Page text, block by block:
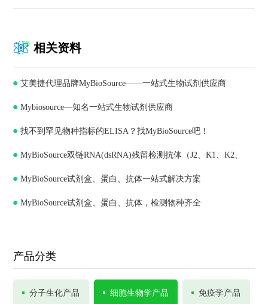
相关资料
艾美捷代理品牌MyBioSource——一站式生物试剂供应商
Mybiosource—知名一站式生物试剂供应商
找不到罕见物种指标的ELISA？找MyBioSource吧！
MyBioSource双链RNA(dsRNA)残留检测抗体（J2、K1、K2、
J5）和ELISA试剂盒
MyBioSource试剂盒、蛋白、抗体一站式解决方案
MyBioSource试剂盒、蛋白、抗体，检测物种齐全
产品分类
分子生化产品 细胞生物学产品 免疫学产品